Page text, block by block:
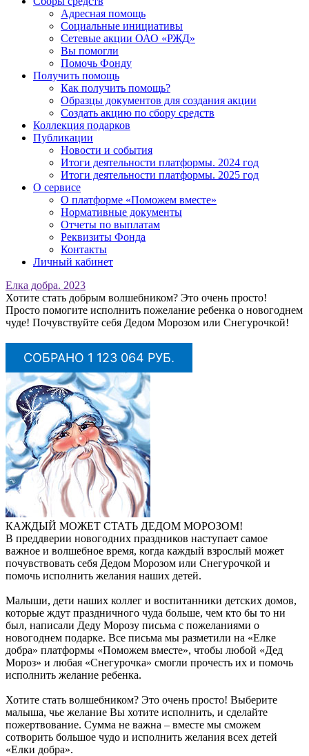
Адресная помощь
Социальные инициативы
Сетевые акции ОАО «РЖД»
Вы помогли
Помочь Фонду
Получить помощь
Как получить помощь?
Образцы документов для создания акции
Создать акцию по сбору средств
Коллекция подарков
Публикации
Новости и события
Итоги деятельности платформы. 2024 год
Итоги деятельности платформы. 2025 год
О сервисе
О платформе «Поможем вместе»
Нормативные документы
Отчеты по выплатам
Реквизиты Фонда
Контакты
Личный кабинет
Елка добра. 2023
Хотите стать добрым волшебником? Это очень просто!
Просто помогите исполнить пожелание ребенка о новогоднем
чуде! Почувствуйте себя Дедом Морозом или Снегурочкой!
СОБРАНО 1 123 064 РУБ.
КАЖДЫЙ МОЖЕТ СТАТЬ ДЕДОМ МОРОЗОМ!
В преддверии новогодних праздников наступает самое
важное и волшебное время, когда каждый взрослый может
почувствовать себя Дедом Морозом или Снегурочкой и
помочь исполнить желания наших детей.
Малыши, дети наших коллег и воспитанники детских домов,
которые ждут праздничного чуда больше, чем кто бы то ни
был, написали Деду Морозу письма с пожеланиями о
новогоднем подарке. Все письма мы разметили на «Елке
добра» платформы «Поможем вместе», чтобы любой «Дед
Мороз» и любая «Снегурочка» смогли прочесть их и помочь
исполнить желание ребенка.
Хотите стать волшебником? Это очень просто! Выберите
малыша, чье желание Вы хотите исполнить, и сделайте
пожертвование. Сумма не важна – вместе мы сможем
сотворить большое чудо и исполнить желания всех детей
«Елки добра».